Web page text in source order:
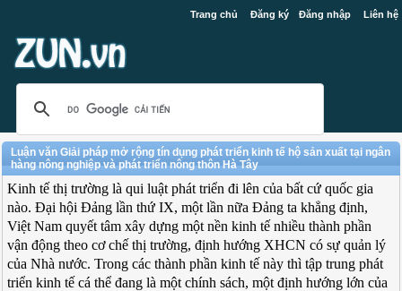
Trang chủ Đăng ký Đăng nhập Liên hệ
Luận văn Giải pháp mở rộng tín dụng phát triển kinh tế hộ sản xuất tại ngân
hàng nông nghiệp và phát triển nông thôn Hà Tây
Kinh tế thị trường là qui luật phát triển đi lên của bất cứ quốc gia
nào. Đại hội Đảng lần thứ IX, một lần nữa Đảng ta khẳng định,
Việt Nam quyết tâm xây dựng một nền kinh tế nhiều thành phần
vận động theo cơ chế thị trường, định hướng XHCN có sự quản lý
của Nhà nước. Trong các thành phần kinh tế này thì tập trung phát
triển kinh tế cá thể đang là một chính sách, một định hướng lớn của